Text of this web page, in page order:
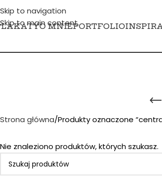
Skip to navigation
Skip to main content
O MNIEPORTFOLIO
Strona główna Produkty oznaczone
Nie znaleziono produktów, których szukasz.